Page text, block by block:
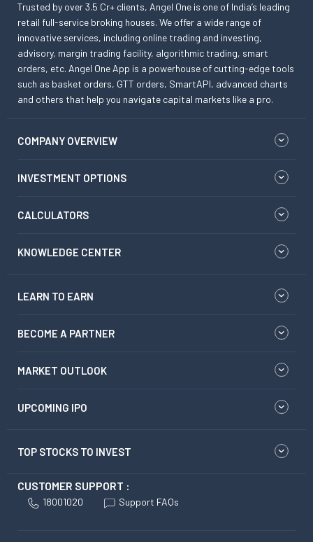
Trusted by over 3.5 Cr+ clients, Angel One is one of India’s leading
retail full-service broking houses. We offer a wide range of
innovative services, including online trading and investing,
advisory, margin trading facility, algorithmic trading, smart
orders, etc. Angel One App is a powerhouse of cutting-edge tools
such as basket orders, GTT orders, SmartAPI, advanced charts
and others that help you navigate capital markets like a pro.
COMPANY OVERVIEW
INVESTMENT OPTIONS
CALCULATORS
KNOWLEDGE CENTER
LEARN TO EARN
BECOME A PARTNER
MARKET OUTLOOK
UPCOMING IPO
TOP STOCKS TO INVEST
CUSTOMER SUPPORT :
18001020 Support FAQs